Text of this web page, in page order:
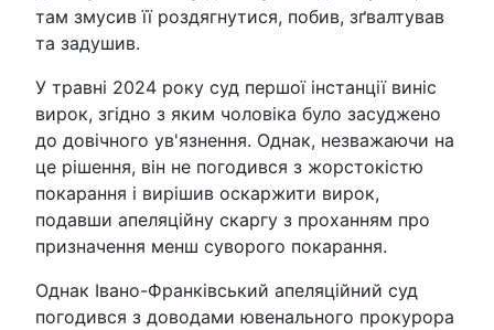
там змусив її роздягнутися, побив, зґвалтував
та задушив.
У травні 2024 року суд першої інстанції виніс
вирок, згідно з яким чоловіка було засуджено
до довічного ув'язнення. Однак, незважаючи на
це рішення, він не погодився з жорстокістю
покарання і вирішив оскаржити вирок,
подавши апеляційну скаргу з проханням про
призначення менш суворого покарання.
Однак Івано-Франківський апеляційний суд
погодився з доводами ювенального прокурора